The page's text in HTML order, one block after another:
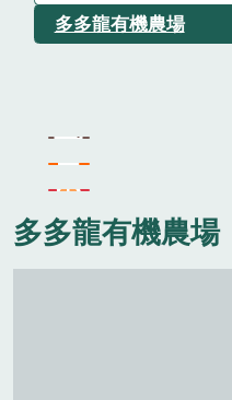
多多龍有機農場
多多龍有機農場